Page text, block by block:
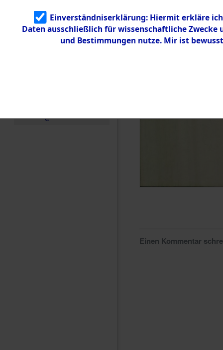
Identifizierun
g
5.3.3
Todesmärsch
e
Einen Kommentar
Einverständniserklärung: Hiermit erkläre
Daten ausschließlich für wissenschaftliche
und Bestimmungen nutze. Mir ist